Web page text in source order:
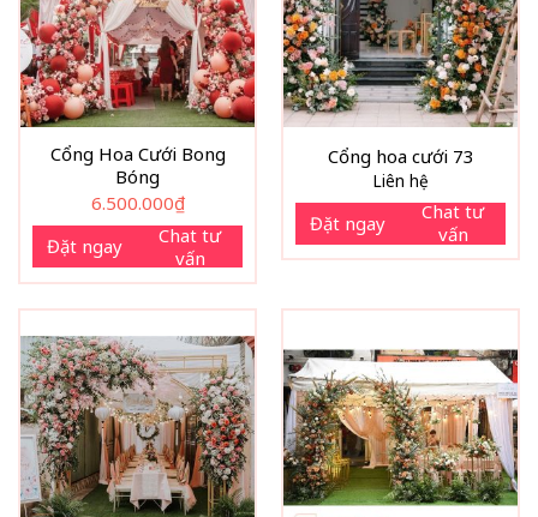
Cổng Hoa Cưới Bong
Bóng
6.500.000₫
Đặt ngay
Chat tư
vấn
Cổng hoa cưới 73
Liên hệ
Đặt ngay
Chat tư
vấn